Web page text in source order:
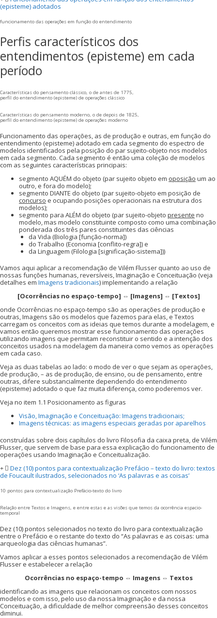
(episteme) adotados
funcionamento das operações em função do entendimento
Perfis característicos dos
entendimentos (episteme) em cada
período
Características do pensamento clássico, o de antes de 1775,
perfil do entendimento (episteme) de operações clássico
Características do pensamento moderno, o de depois de 1825,
perfil do entendimento (episteme) de operações moderno
Funcionamento das operações, as de produção e outras, em função do
entendimento (episteme) adotado em cada segmento do espectro de
modelos identificados pela posição do par sujeito-objeto nos modelos
em cada segmento. Cada segmento é então uma coleção de modelos
com as seguintes características principais:
segmento AQUÉM do objeto (par sujeito objeto em oposição um ao
outro, e fora do modelo);
segmento DIANTE do objeto (par sujeito-objeto em posição de
concurso e ocupando posições operacionais na estrutura dos
modelos);
segmento para ALÉM do objeto (par sujeito-objeto presente no
modelo, mas modelo constituinte composto como uma combinação
ponderada dos três pares constituintes das ciências
da Vida (Biologia [função-norma])
do Trabalho (Economia [conflito-regra]) e
da Linguagem (Filologia [significação-sistema]))
Vamos aqui aplicar a recomendação de Vilém Flusser quanto ao uso de
nossas funções humanas, reversíveis, Imaginação e Conceituação (veja
detalhes em Imagens tradicionais) implementando a relação
[Ocorrências no espaço-tempo] ⇔ [Imagens] ⇔ [Textos]
onde Ocorrências no espaço-tempo são as operações de produção e
outras, Imagens são os modelos que fazemos para elas, e Textos
carregam os conceitos com as ideias que temos durante a modelagem, e
vamos então queremos mostrar esse funcionamento das operações
utilizando imagens que permitam reconstituir o sentido e a intenção dos
conceitos usados na modelagem da maneira como vemos as operações
em cada caso.
Veja as duas tabelas ao lado: o modo de ver o que sejam as operações,
de produção, – as de produção, de ensino, ou de pensamento, entre
outras, difere substancialmente dependendo do entendimento
(episteme) adotado o que faz muita diferença, como poderemos ver.
Veja no item 1.1 Posicionamento as figuras
Visão, Imaginação e Conceituação: Imagens tradicionais;
Imagens técnicas: as imagens especiais geradas por aparelhos
construídas sobre dois capítulos do livro Filosofia da caixa preta, de Vilém
Flusser, que servem de base para essa explicação do funcionamento de
operações usando Imaginação e Conceitualização.
Dez (10) pontos para contextualização Prefácio – texto do livro: textos
de Foucault ilustrados, selecionados no ‘As palavras e as coisas’
10 pontos para contextualização Prefácio-texto do livro
Relação entre Textos e Imagens, e entre estas e as visões que temos da ocorrência espacio-
temporal
Dez (10) pontos selecionados no texto do livro para contextualização
entre o Prefácio e o restante do texto do “As palavras e as coisas: uma
arqueologia das ciências humanas”.
Vamos aplicar a esses pontos selecionados a recomendação de Vilém
Flusser e estabelecer a relação
Ocorrências no espaço-tempo ⇔ Imagens ⇔ Textos
identificando as imagens que relacionam os conceitos com nossos
modelos e com isso, pelo uso da nossa Imaginação e da nossa
Conceituação, a dificuldade de melhor compreensão desses conceitos
diminui.